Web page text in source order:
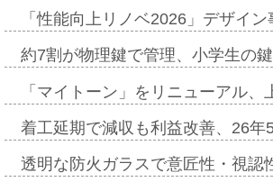
「性能向上リノベ2026」デザイ
約7割が物理鍵で管理、小学生の
「マイトーン」をリニューアル
着工延期で減収も利益改善、26
透明な防火ガラスで意匠性・視